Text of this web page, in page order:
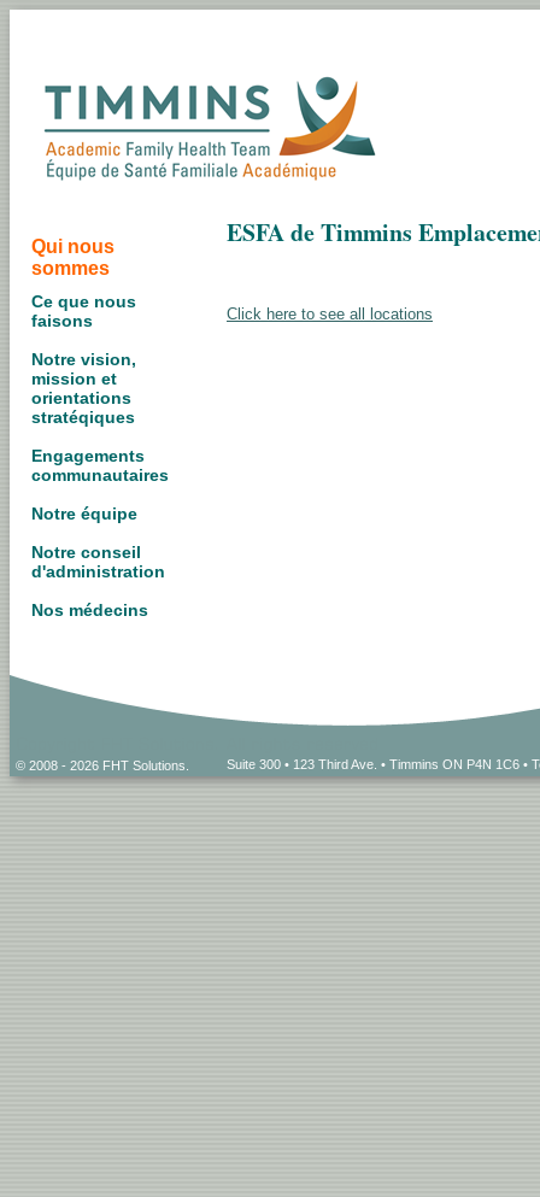
Qui nous
sommes
Ce que nous
faisons
Notre vision,
mission et
orientations
stratéqiques
Engagements
communautaires
Notre équipe
Notre conseil
d'administration
Nos médecins
ESFA de Timmins
Click here to see all locations
© 2008 - 2026 FHT Solutions. Suite 300 • 123 Third Ave. • Timmins ON P4N 1C6 •